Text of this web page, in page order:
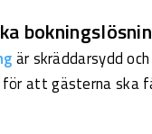
är skräddarsydd
att gästerna ska